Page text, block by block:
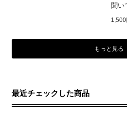
聞い
もっと見る
最近チェックした商品